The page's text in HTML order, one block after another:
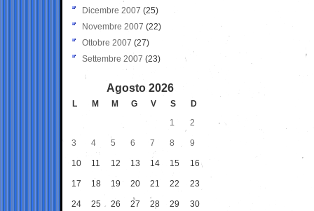
Dicembre 2007 (25)
Novembre 2007 (22)
Ottobre 2007 (27)
Settembre 2007 (23)
Agosto 2026
L M M G V S
D
1
2
3 4 5 6 7 8 9
10 11 12 13 14 15 16
17 18 19 20 21 22 23
24 25 26 27 28 29 30